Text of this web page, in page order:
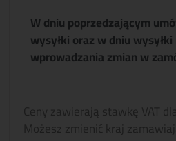
W dniu poprzedzającym
wysyłki oraz w dniu
wprowadzania zmian w
Ceny zawierają stawkę VAT
Możesz zmienić kraj